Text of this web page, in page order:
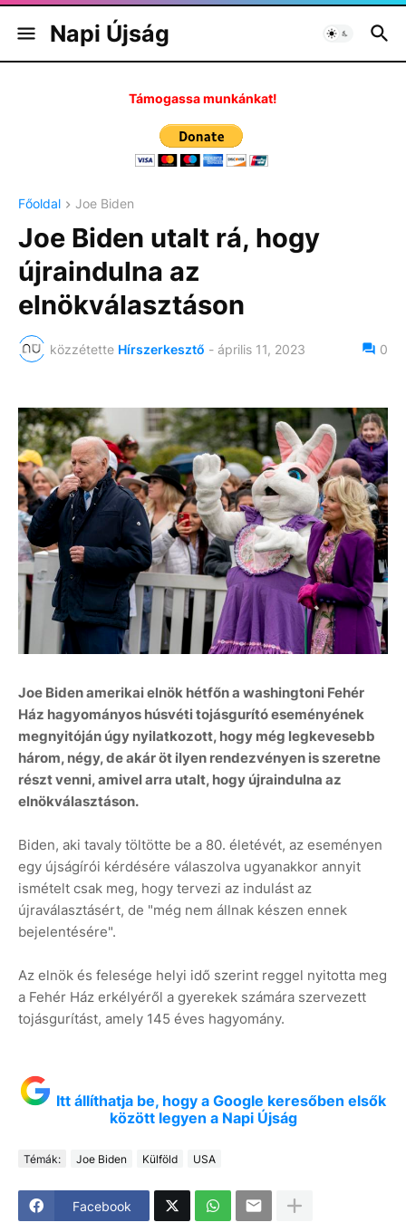
Napi Újság
Támogassa munkánkat!
Főoldal Joe Biden
Joe Biden utalt rá, hogy
újraindulna az
elnökválasztáson
közzétette Hírszerkesztő - április 11, 2023 0
Joe Biden amerikai elnök hétfőn a washingtoni Fehér
Ház hagyományos húsvéti tojásgurító eseményének
megnyitóján úgy nyilatkozott, hogy még legkevesebb
három, négy, de akár öt ilyen rendezvényen is szeretne
részt venni, amivel arra utalt, hogy újraindulna az
elnökválasztáson.
Biden, aki tavaly töltötte be a 80. életévét, az eseményen
egy újságírói kérdésére válaszolva ugyanakkor annyit
ismételt csak meg, hogy tervezi az indulást az
újraválasztásért, de "még nem állnak készen ennek
bejelentésére".
Az elnök és felesége helyi idő szerint reggel nyitotta meg
a Fehér Ház erkélyéről a gyerekek számára szervezett
tojásgurítást, amely 145 éves hagyomány.
Itt állíthatja be, hogy a Google keresőben elsők
között legyen a Napi Újság
Témák: Joe Biden Külföld USA
Facebook